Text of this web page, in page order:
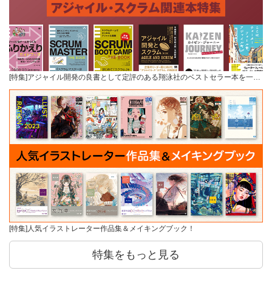
[特集]アジャイル開発の良書として定評のある翔泳社のベストセラー本を一…
[特集]人気イラストレーター作品集＆メイキングブック！
特集をもっと見る